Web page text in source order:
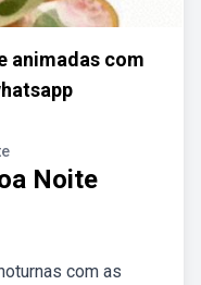
animadas com
Noite
com as